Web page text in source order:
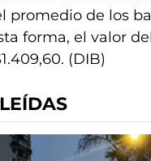
promedio de los
forma, el valor
(DIB)